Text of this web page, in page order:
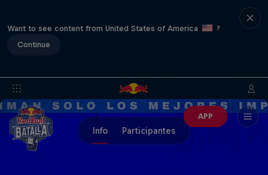
Want to see content from United States of America
?
Continue
APP
Info Participantes